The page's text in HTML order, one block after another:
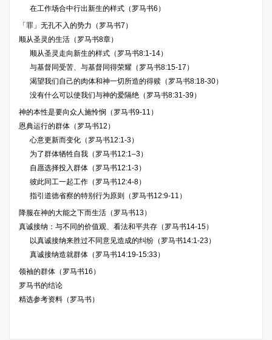
在工作场合中行出新生的样式（罗马书6）
「罪」无孔不入的势力（罗马书7）
顺从圣灵的生活（罗马书8章）
顺从圣灵走向新生的样式（罗马书8:1-14）
与基督同受苦、与基督同得荣耀（罗马书8:15-17）
渴望我们自己的肉体和神一切所造的得赎（罗马书8:18-30）
没有什么可以使我们与神的爱隔绝（罗马书8:31-39）
神的本性是要向众人施怜悯（罗马书9-11）
恩典运行的群体（罗马书12）
心意更新而变化（罗马书12:1-3）
为了群体牺牲自我（罗马书12:1–3）
自愿选择投入群体（罗马书12:1-3）
彼此同工一起工作（罗马书12:4-8）
指引道德省察的特别行为原则（罗马书12:9-11）
降服在神的大能之下而生活（罗马书13）
真诚接纳：与不同的价值观、看法和平共存（罗马书14-15）
以真诚接纳来胜过不同意见造成的纠纷（罗马书14:1-23）
真诚接纳造就群体（罗马书14:19-15:33）
领袖的群体（罗马书16）
罗马书的结论
精选参考资料（罗马书）